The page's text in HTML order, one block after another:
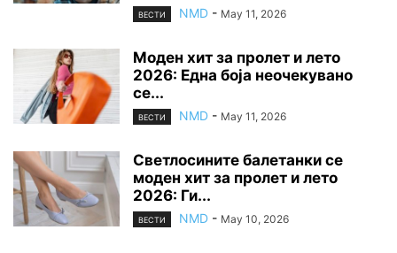
ВЕСТИ NMD - May 11, 2026
Моден хит за пролет и лето
2026: Една боја неочекувано
се...
ВЕСТИ NMD - May 11, 2026
Светлосините балетанки се
моден хит за пролет и лето
2026: Ги...
ВЕСТИ NMD - May 10, 2026